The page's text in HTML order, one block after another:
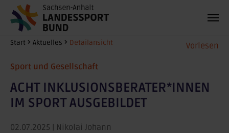
Zum Hauptinhalt springen Vorlesen
Sie sind hier:
Start Aktuelles Detailansicht
Sport und Gesellschaft
ACHT INKLUSIONSBERATER*INNEN
IM SPORT AUSGEBILDET
02.07.2025 | Nikolai Johann